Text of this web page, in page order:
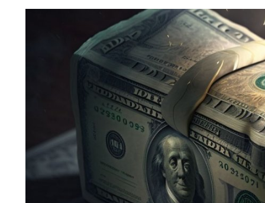
İnternetten Para Kazanmanın Yolları
İnternetten Para Kazanmanın Yolları
İnternetten Para Kazanmanın Yolları